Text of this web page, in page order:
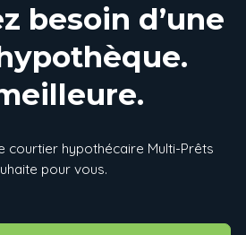
besoin d’une
courtier hypothécaire Multi-Prêts
pour vous.